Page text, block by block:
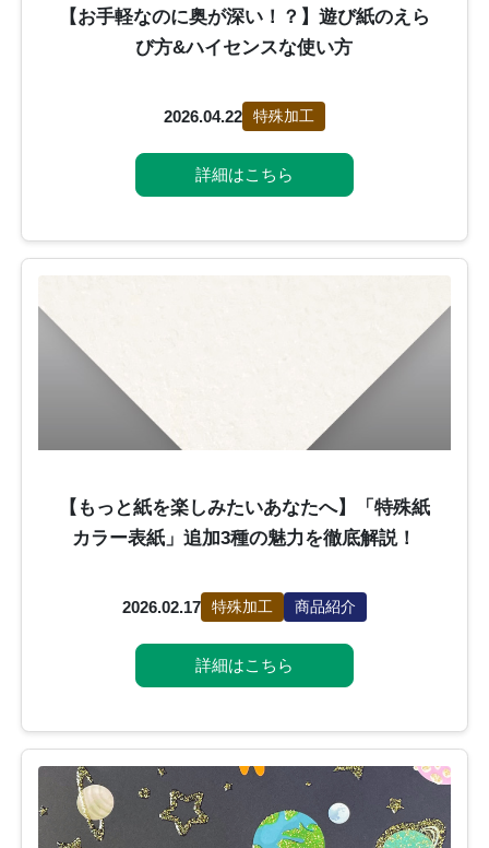
【お手軽なのに奥が深い！？】遊び紙のえら
び方&ハイセンスな使い方
2026.04.22 特殊加工
詳細はこちら
【もっと紙を楽しみたいあなたへ】「特殊紙
カラー表紙」追加3種の魅力を徹底解説！
2026.02.17 特殊加工 商品紹介
詳細はこちら